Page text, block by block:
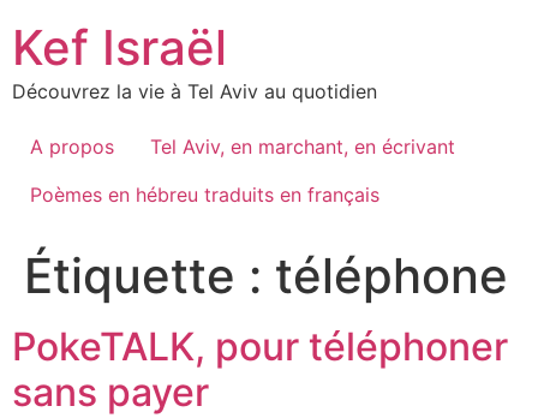
content
Kef Israël
Découvrez la vie à Tel Aviv au quotidien
A propos
Tel Aviv, en marchant, en écrivant
Poèmes en hébreu traduits en français
Étiquette : téléphone
PokeTALK, pour téléphoner
sans payer